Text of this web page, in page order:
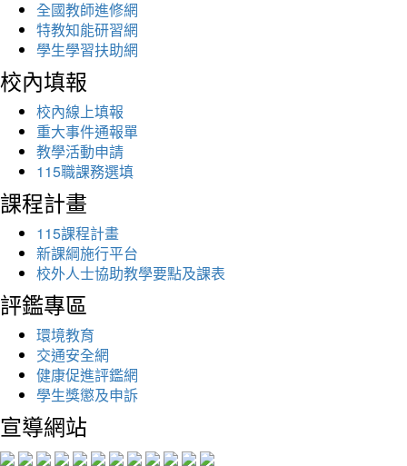
全國教師進修網
特教知能研習網
學生學習扶助網
校內填報
校內線上填報
重大事件通報單
教學活動申請
115職課務選填
課程計畫
115課程計畫
新課綱施行平台
校外人士協助教學要點及課表
評鑑專區
環境教育
交通安全網
健康促進評鑑網
學生獎懲及申訴
宣導網站